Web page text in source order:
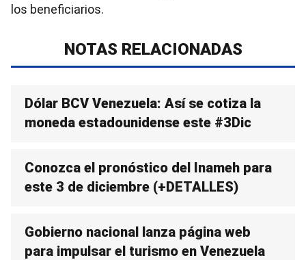
los beneficiarios.
NOTAS RELACIONADAS
Dólar BCV Venezuela: Así se cotiza la
moneda estadounidense este #3Dic
Conozca el pronóstico del Inameh para
este 3 de diciembre (+DETALLES)
Gobierno nacional lanza página web
para impulsar el turismo en Venezuela